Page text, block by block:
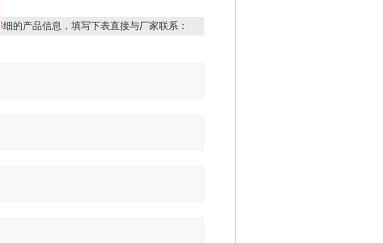
细的产品信息，填写下表直接与厂家联系：